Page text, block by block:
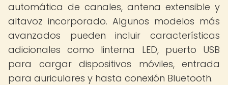
automática de canales, antena extensible y
altavoz incorporado. Algunos modelos más
avanzados pueden incluir características
adicionales como linterna LED, puerto USB
para cargar dispositivos móviles, entrada
para auriculares y hasta conexión Bluetooth.